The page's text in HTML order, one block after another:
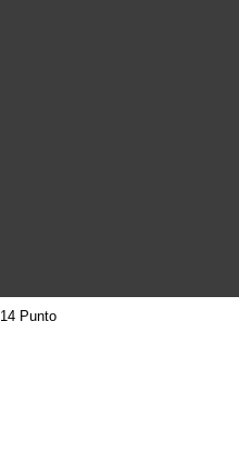
14 Punto